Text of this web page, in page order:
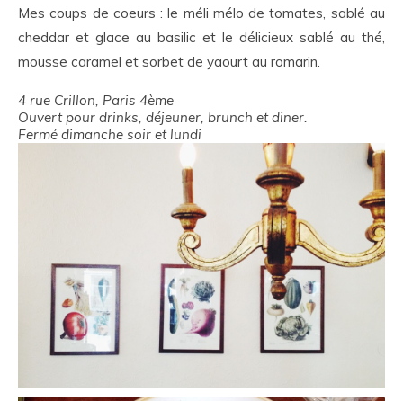
Mes coups de coeurs : le méli mélo de tomates, sablé au
cheddar et glace au basilic et le délicieux sablé au thé,
mousse caramel et sorbet de yaourt au romarin.
4 rue Crillon, Paris 4ème
Ouvert pour drinks, déjeuner, brunch et diner.
Fermé dimanche soir et lundi